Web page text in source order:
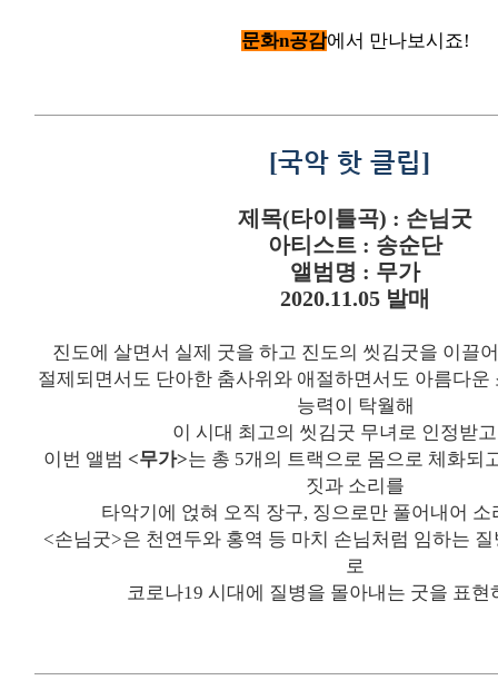
문화n공감에서 만나보시죠!
[국악 핫 클립]
제목(타이틀곡) : 손님굿
아티스트 : 송순단
앨범명 : 무가
2020.11.05 발매
진도에 살면서 실제 굿을 하고 진도의 씻김굿을 이끌
절제되면서도 단아한 춤사위와 애절하면서도 아름다운
능력이 탁월해
이 시대 최고의 씻김굿 무녀로 인정받
이번 앨범 <무가>는 총 5개의 트랙으로 몸으로 체화되
짓과 소리를
타악기에 얹혀 오직 장구, 징으로만 풀어내어
<손님굿>은 천연두와 홍역 등 마치 손님처럼 임하는
로
코로나19 시대에 질병을 몰아내는 굿을 표현